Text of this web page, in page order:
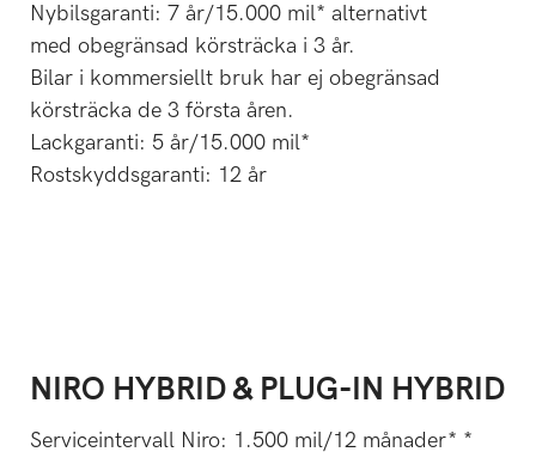
Nybilsgaranti: 7 år/15.000 mil* alternativt
med obegränsad körsträcka i 3 år.
Bilar i kommersiellt bruk har ej obegränsad
körsträcka de 3 första åren.
Lackgaranti: 5 år/15.000 mil*
Rostskyddsgaranti: 12 år
NIRO HYBRID & PLUG-IN HYBRID
Serviceintervall Niro: 1.500 mil/12 månader* *